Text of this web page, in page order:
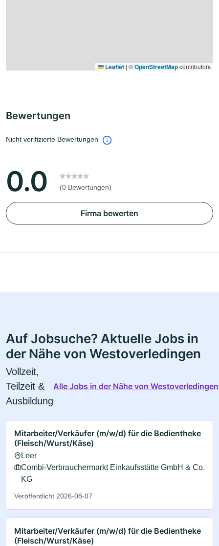
Leaflet | ©OpenStreetMapcontributors
Bewertungen
Nicht verifizierte Bewertungen
0.0 (0 Bewertungen)
Firma bewerten
Auf Jobsuche? Aktuelle Jobs in
der Nähe von Westoverledingen
Vollzeit,
Teilzeit &
Ausbildung
Alle Jobs in der Nähe von Westoverledingen
Mitarbeiter/Verkäufer (m/w/d) für die Bedientheke
(Fleisch/Wurst/Käse)
Leer
Combi-Verbrauchermarkt Einkaufsstätte GmbH & Co.
KG
Veröffentlicht 2026-08-07
Mitarbeiter/Verkäufer (m/w/d) für die Bedientheke
(Fleisch/Wurst/Käse)